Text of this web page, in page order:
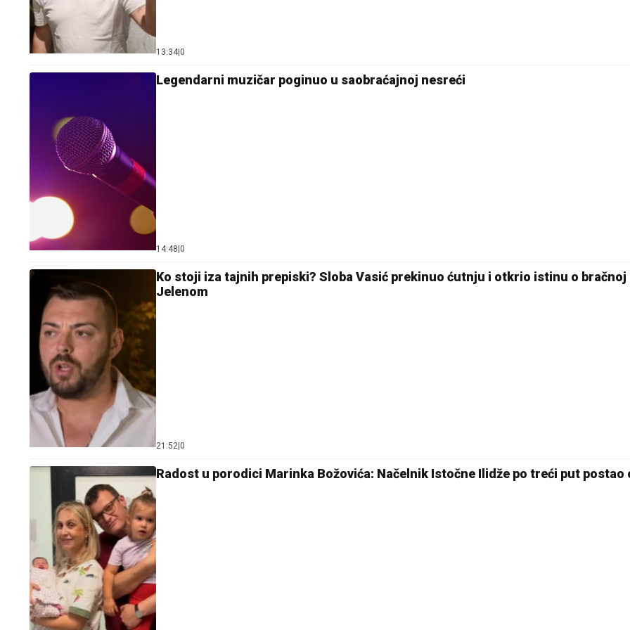
13:34 0
Legendarni muzičar poginuo u saobraćajnoj nesreći
14:48 0
Ko stoji iza tajnih prepiski? Sloba Vasić prekinuo ćutnju i otkrio istinu o bračnoj
Jelenom
21:52 0
Radost u porodici Marinka Božovića: Načelnik Istočne Ilidže po treći put postao